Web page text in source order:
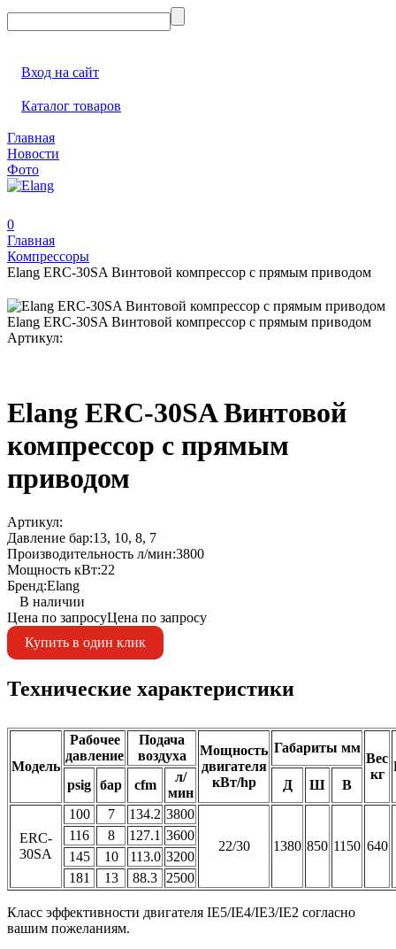
Вход на сайт
Каталог товаров
Главная
Новости
Фото
0
Главная
Компрессоры
Elang ERC-30SA Винтовой компрессор с прямым приводом
Elang ERC-30SA Винтовой компрессор с прямым приводом
Артикул:
Elang ERC-30SA Винтовой
компрессор с прямым
приводом
Артикул:
Давление бар:13, 10, 8, 7
Производительность л/мин:3800
Мощность кВт:22
Бренд:Elang
В наличии
Цена по запросуЦена по запросу
Купить в один клик
Технические характеристики
Модель
Рабочее
давление
Подача
воздуха
Мощность
двигателя
кВт/hp
Габариты мм
Вес
кг
psig бар cfm
л/
мин
Д Ш В
ERC-
30SA
100 7 134.2 3800
22/30 1380 850 1150 640
116 8 127.1 3600
145
10 113.0 3200
181
13 88.3 2500
Класс эффективности двигателя IE5/IE4/IE3/IE2 согласно
вашим пожеланиям.